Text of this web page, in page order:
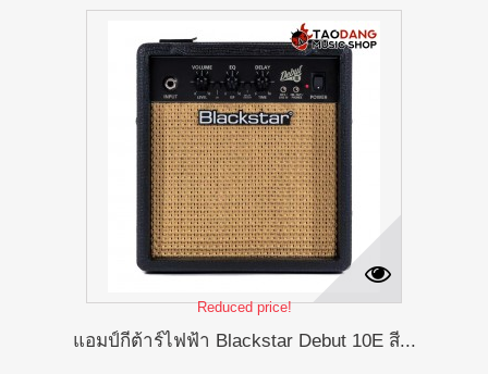
Reduced price!
แอมป์กีต้าร์ไฟฟ้า Blackstar Debut 10E สี...